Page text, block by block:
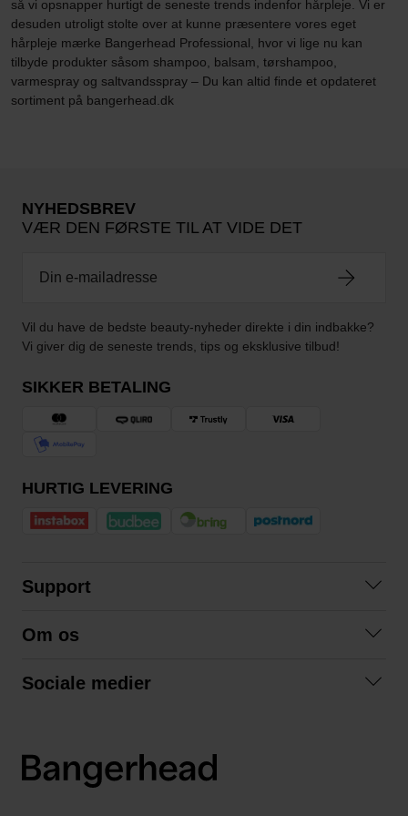
så vi opsnapper hurtigt de seneste trends indenfor hårpleje. Vi er
desuden utroligt stolte over at kunne præsentere vores eget
hårpleje mærke Bangerhead Professional, hvor vi lige nu kan
tilbyde produkter såsom shampoo, balsam, tørshampoo,
varmespray og saltvandsspray – Du kan altid finde et opdateret
sortiment på bangerhead.dk
NYHEDSBREV
VÆR DEN FØRSTE TIL AT VIDE DET
Vil du have de bedste beauty-nyheder direkte i din indbakke?
Vi giver dig de seneste trends, tips og eksklusive tilbud!
SIKKER BETALING
HURTIG LEVERING
Support
Betingelser
Om os
Sociale medier
LinkedIn